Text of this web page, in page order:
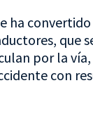
ha
que
por la
con